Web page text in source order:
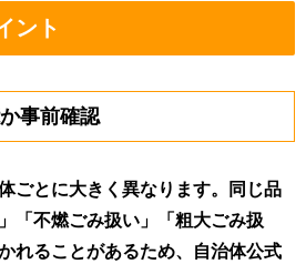
ント
事前確認
ごとに大きく異なります。同じ品
「不燃ごみ扱い」「粗大ごみ扱
れることがあるため、自治体公式